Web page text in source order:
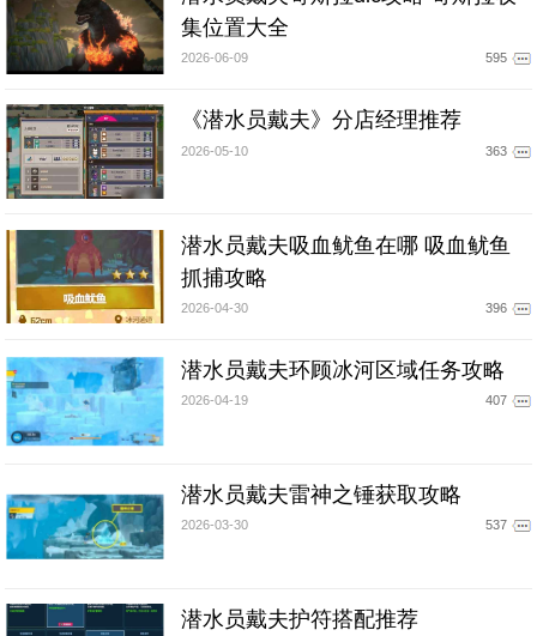
集位置大全
2026-06-09 595
《潜水员戴夫》分店经理推荐
2026-05-10 363
潜水员戴夫吸血鱿鱼在哪 吸血鱿鱼
抓捕攻略
2026-04-30 396
潜水员戴夫环顾冰河区域任务攻略
2026-04-19 407
潜水员戴夫雷神之锤获取攻略
2026-03-30 537
潜水员戴夫护符搭配推荐